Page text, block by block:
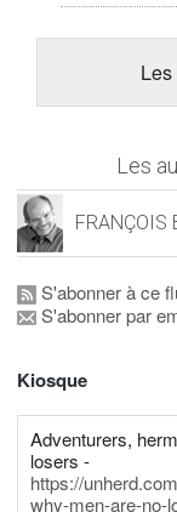
Les
FRANÇOIS
S'abonner à ce
S'abonner par
Kiosque
Adventurers,
losers -
https://
why-men-are-no-